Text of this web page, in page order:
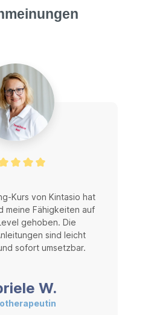
Kurs von Kintasio hat
meine Fähigkeiten auf
gehoben. Die
sind leicht
sofort umsetzbar.
W.